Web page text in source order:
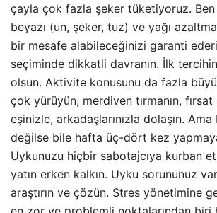
çayla çok fazla şeker tüketiyoruz.
beyazı (un, şeker, tuz) ve yağı
bir mesafe alabileceğinizi garanti
seçiminde dikkatli davranın. İlk
olsun. Aktivite konusunu da fazla
çok yürüyün, merdiven tırmanın,
eşinizle, arkadaşlarınızla dolaşın.
değilse bile hafta üç-dört kez yapmaya
Uykunuzu hiçbir sabotajcıya kurban
yatın erken kalkın. Uyku sorununuz
araştırın ve çözün. Stres yönetimine